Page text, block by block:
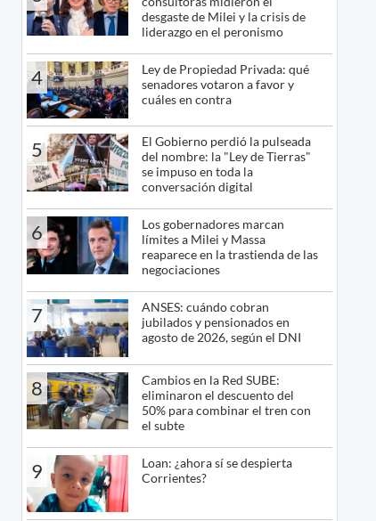
desgaste de Milei y la crisis de
liderazgo en el peronismo
4
Ley de Propiedad Privada: qué
senadores votaron a favor y
cuáles en contra
5
El Gobierno perdió la pulseada
del nombre: la "Ley de Tierras"
se impuso en toda la
conversación digital
6
Los gobernadores marcan
límites a Milei y Massa
reaparece en la trastienda de las
negociaciones
7
ANSES: cuándo cobran
jubilados y pensionados en
agosto de 2026, según el DNI
8
Cambios en la Red SUBE:
eliminaron el descuento del
50% para combinar el tren con
el subte
9
Loan: ¿ahora sí se despierta
Corrientes?